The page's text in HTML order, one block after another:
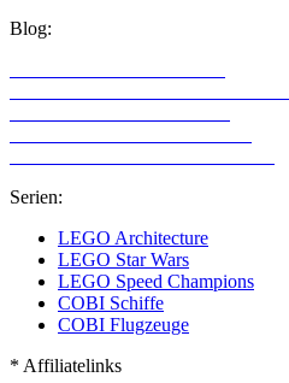
Blog:
Serien:
LEGO Architecture
LEGO Star Wars
LEGO Speed Champions
COBI Schiffe
COBI Flugzeuge
* Affiliatelinks